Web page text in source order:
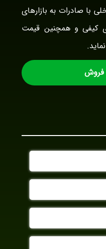
با صادرات به بازارهای
ی کیفی و همچنین قیمت
فروش